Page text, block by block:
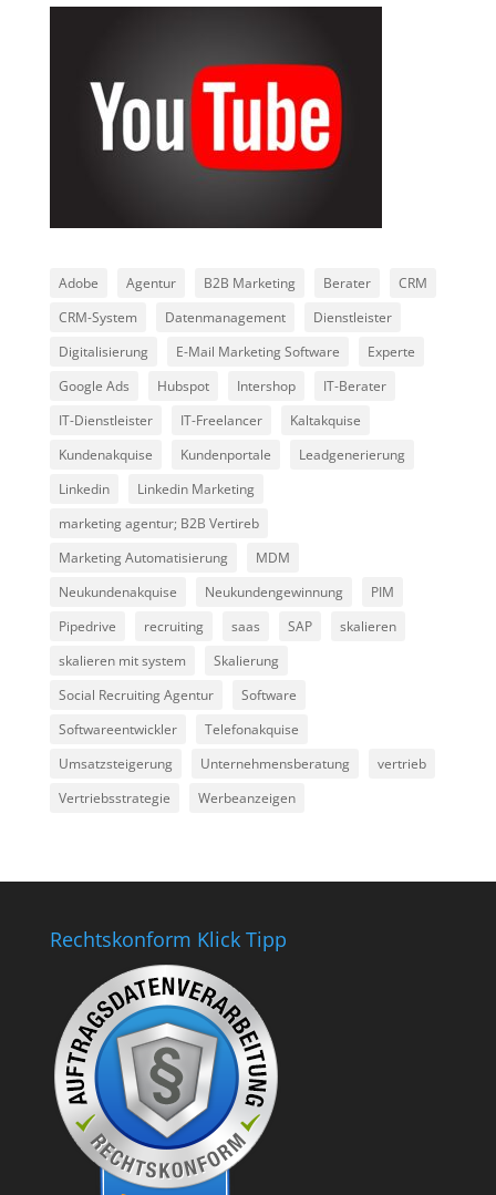
Adobe Agentur B2B Marketing Berater
CRM
CRM-System
Datenmanagement
Dienstleister
Digitalisierung
E-Mail Marketing Software
Experte
Google Ads
Hubspot Intershop
IT-Berater
IT-Dienstleister
IT-Freelancer
Kaltakquise
Kundenakquise
Kundenportale
Leadgenerierung
Linkedin
Linkedin Marketing
marketing agentur; B2B Vertireb
Marketing Automatisierung
MDM
Neukundenakquise
Neukundengewinnung
PIM
Pipedrive
recruiting saas SAP
skalieren
skalieren mit system
Skalierung
Social Recruiting Agentur
Software
Softwareentwickler
Telefonakquise
Umsatzsteigerung
Unternehmensberatung
vertrieb
Vertriebsstrategie
Werbeanzeigen
Rechtskonform Klick Tipp